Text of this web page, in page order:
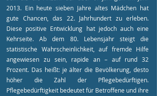
2013. Ein heute sieben Jahre altes Mädchen hat
gute Chancen, das 22. Jahrhundert zu erleben.
Diese positive Entwicklung hat jedoch auch eine
Kehrseite. Ab dem 80. Lebensjahr steigt die
statistische Wahrscheinlichkeit, auf fremde Hilfe
angewiesen zu sein, rapide an – auf rund 32
Prozent. Das heißt: je älter die Bevölkerung, desto
höher die Zahl der Pflegebedürftigen.
Pflegebedürftigkeit bedeutet für Betroffene und ihre